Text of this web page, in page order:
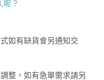
呢？
如有缺貨會另通知交
整，如有急單需求請另